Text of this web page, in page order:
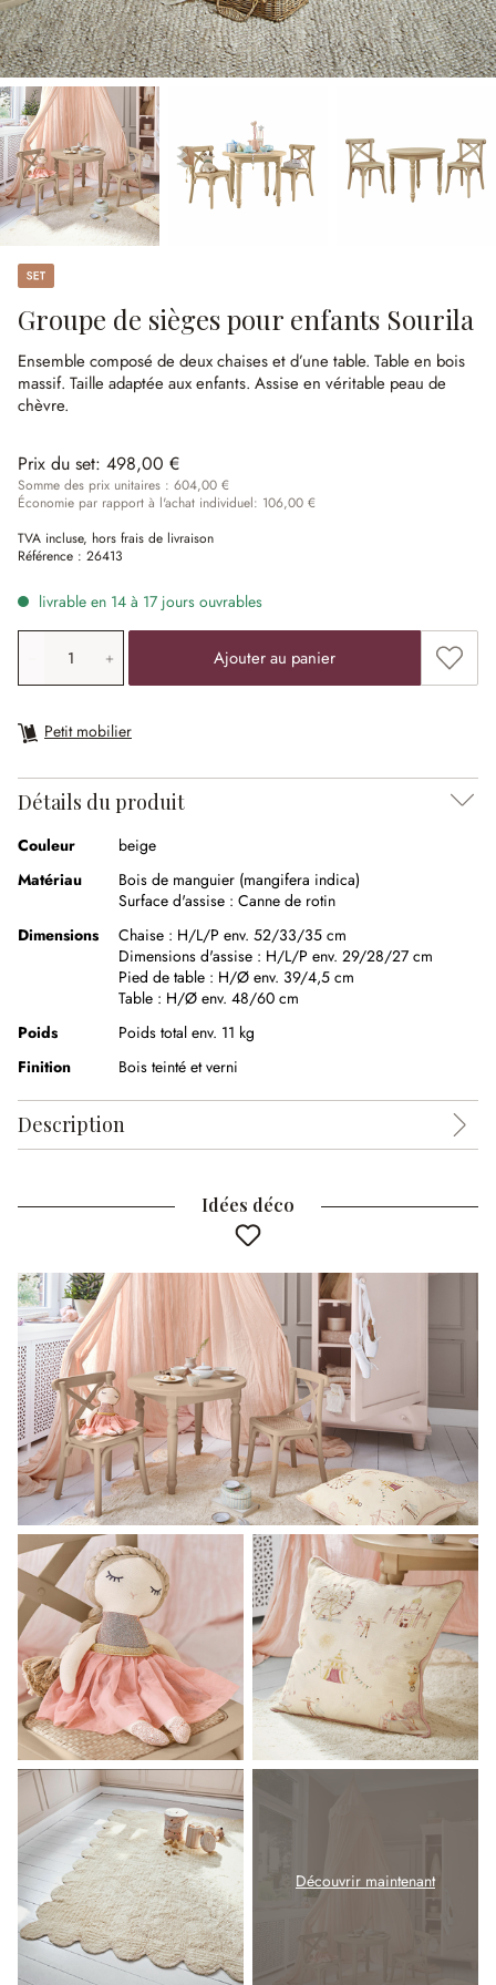
Set
Groupe de sièges pour enfants Sourila
Ensemble composé de deux chaises et d’une table. Table en bois
massif. Taille adaptée aux enfants. Assise en véritable peau de
chèvre.
Prix du set: 498,00 €
Somme des prix unitaires : 604,00 €
Économie par rapport à l'achat individuel: 106,00 €
TVA incluse, hors frais de livraison
Référence : 26413
livrable en 14 à 17 jours ouvrables
Quantité de produit: saisissez la valeur souhaitée ou
Ajouter au panier
Petit mobilier
Détails du produit
Couleur
beige
Matériau
Bois de manguier (mangifera indica)
Surface d'assise : Canne de rotin
Dimensions
Chaise : H/L/P env. 52/33/35 cm
Dimensions d'assise : H/L/P env. 29/28/27 cm
Pied de table : H/Ø env. 39/4,5 cm
Table : H/Ø env. 48/60 cm
Poids
Poids total env. 11 kg
Finition
Bois teinté et verni
Description
Idées déco
Découvrir maintenant